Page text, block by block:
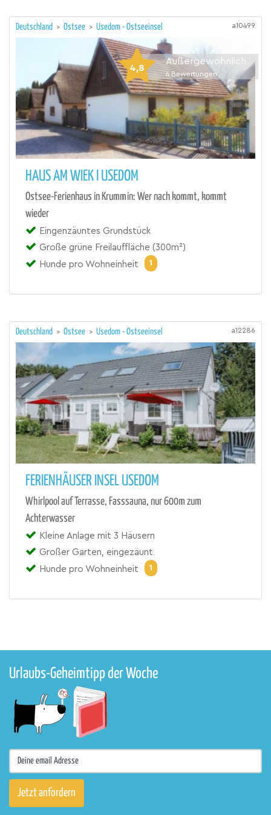
Deutschland > Ostsee > Usedom - Ostseeinsel a10499
4,8
Außergewöhnlich
4 Bewertungen
HAUS AM WIEK I USEDOM
Ostsee-Ferienhaus in Krummin: Wer nach kommt, kommt
wieder
Eingenzäuntes Grundstück
Große grüne Freilauffläche (300m²)
Hunde pro Wohneinheit
1
Deutschland > Ostsee > Usedom - Ostseeinsel a12286
FERIENHÄUSER INSEL USEDOM
Whirlpool auf Terrasse, Fasssauna, nur 600m zum
Achterwasser
Kleine Anlage mit 3 Häusern
Großer Garten, eingezäunt
Hunde pro Wohneinheit
1
Urlaubs-Geheimtipp der Woche